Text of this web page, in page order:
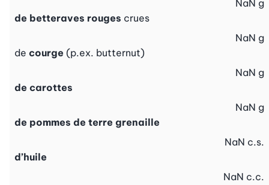
de betteraves rouges crues
NaN g
de courge (p.ex. butternut)
NaN g
de carottes
NaN g
de pommes de terre grenaille
NaN g
d’huile
NaN c.s.
NaN c.c.